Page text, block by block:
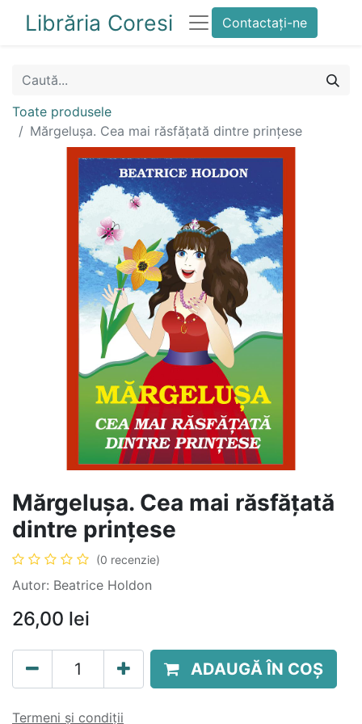
Librăria Coresi Contactați-ne
Toate produsele
Mărgelușa. Cea mai răsfățată dintre prințese
Mărgelușa. Cea mai răsfățată
dintre prințese
(0 recenzie)
Autor: Beatrice Holdon
26,00 lei
ADAUGĂ ÎN COȘ
Termeni și condiții